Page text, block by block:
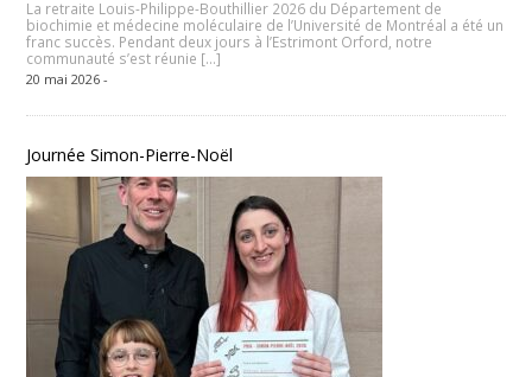
La retraite Louis-Philippe-Bouthillier 2026 du Département de
biochimie et médecine moléculaire de l’Université de Montréal a été un
franc succès. Pendant deux jours à l’Estrimont Orford, notre
communauté s’est réunie […]
20 mai 2026 -
Journée Simon-Pierre-Noël